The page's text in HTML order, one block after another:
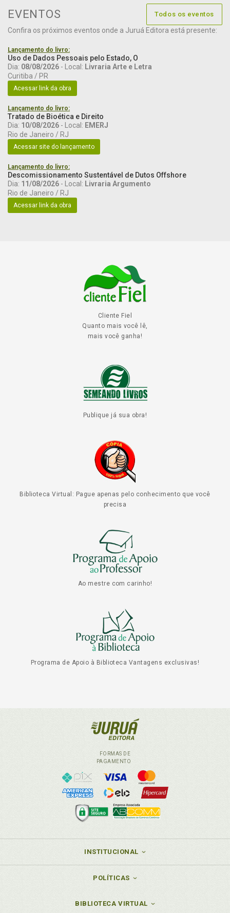
EVENTOS Todos os eventos
Confira os próximos eventos onde a Juruá Editora está presente:
Lançamento do livro:
Uso de Dados Pessoais pelo Estado, O
Dia: 08/08/2026 - Local: Livraria Arte e Letra
Curitiba / PR
Acessar link da obra
Lançamento do livro:
Tratado de Bioética e Direito
Dia: 10/08/2026 - Local: EMERJ
Rio de Janeiro / RJ
Acessar site do lançamento
Lançamento do livro:
Descomissionamento Sustentável de Dutos Offshore
Dia: 11/08/2026 - Local: Livraria Argumento
Rio de Janeiro / RJ
Acessar link da obra
Cliente Fiel
Quanto mais você lê,
mais você ganha!
Publique já sua obra!
Biblioteca Virtual: Pague apenas pelo conhecimento que você
precisa
Ao mestre com carinho!
Programa de Apoio à Biblioteca Vantagens exclusivas!
FORMAS DE
PAGAMENTO
INSTITUCIONAL
POLÍTICAS
BIBLIOTECA VIRTUAL